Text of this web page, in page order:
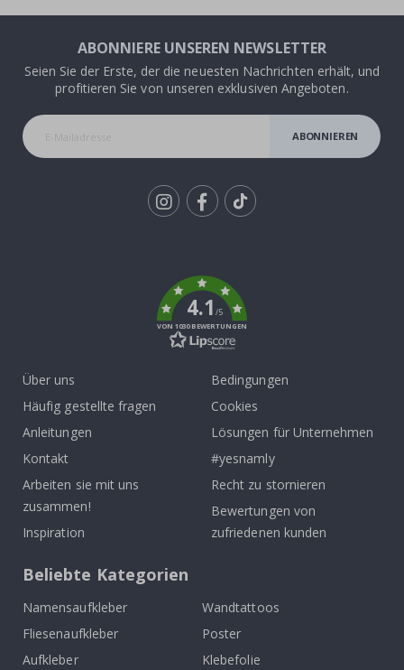
ABONNIERE UNSEREN NEWSLETTER
Seien Sie der Erste, der die neuesten Nachrichten erhält, und
profitieren Sie von unseren exklusiven Angeboten.
ABONNIEREN
4.1/5
VON 1030 BEWERTUNGEN
Über uns
Häufig gestellte fragen
Anleitungen
Kontakt
Arbeiten sie mit uns
zusammen!
Inspiration
Bedingungen
Cookies
Lösungen für Unternehmen
#yesnamly
Recht zu stornieren
Bewertungen von
zufriedenen kunden
Beliebte Kategorien
Namensaufkleber
Wandtattoos
Fliesenaufkleber
Poster
Aufkleber
Klebefolie